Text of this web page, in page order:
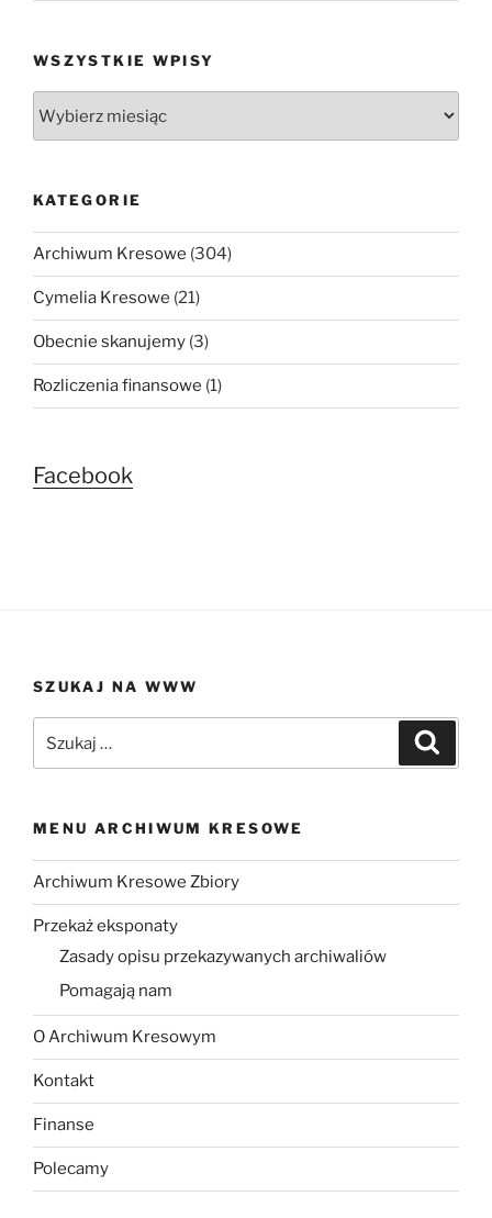
WSZYSTKIE WPISY
wpisy
KATEGORIE
Archiwum Kresowe (304)
Cymelia Kresowe (21)
Obecnie skanujemy (3)
Rozliczenia finansowe (1)
Facebook
SZUKAJ NA WWW
MENU ARCHIWUM KRESOWE
Archiwum Kresowe Zbiory
Przekaż eksponaty
Zasady opisu przekazywanych archiwaliów
Pomagają nam
O Archiwum Kresowym
Kontakt
Finanse
Polecamy